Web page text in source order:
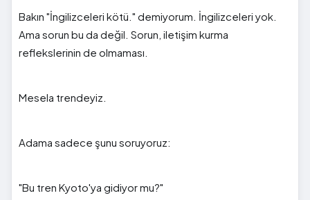
Bakın "İngilizceleri kötü." demiyorum. İngilizceleri yok.
Ama sorun bu da değil. Sorun, iletişim kurma
reflekslerinin de olmaması.
Mesela trendeyiz.
Adama sadece şunu soruyoruz:
"Bu tren Kyoto'ya gidiyor mu?"